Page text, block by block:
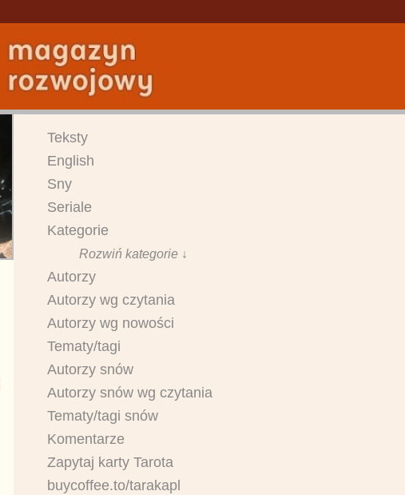
Teksty
English
Sny
Seriale
Kategorie
Rozwiń kategorie ↓
Autorzy
Autorzy wg czytania
Autorzy wg nowości
Tematy/tagi
Autorzy snów
Autorzy snów wg czytania
Tematy/tagi snów
Komentarze
Zapytaj karty Tarota
buycoffee.to/tarakapl